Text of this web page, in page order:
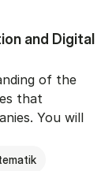
and Di­git­al
of the
that
You will